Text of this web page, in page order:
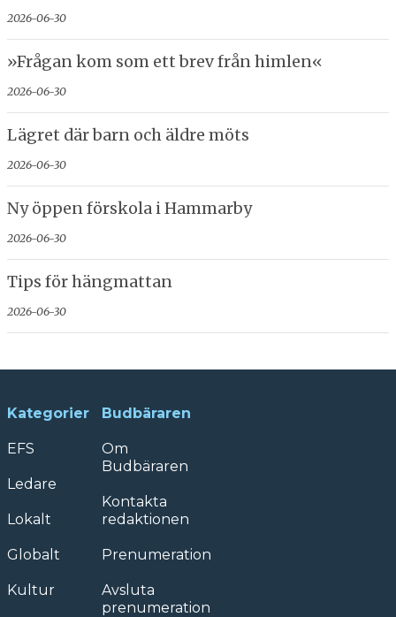
2026-06-30
»Frågan kom som ett brev från himlen«
2026-06-30
Lägret där barn och äldre möts
2026-06-30
Ny öppen förskola i Hammarby
2026-06-30
Tips för hängmattan
2026-06-30
Kategorier
EFS
Ledare
Lokalt
Globalt
Kultur
Budbäraren
Om
Budbäraren
Kontakta
redaktionen
Prenumeration
Avsluta
prenumeration